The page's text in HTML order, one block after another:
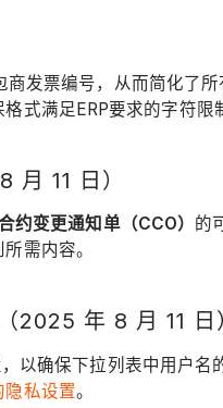
发票编号，从而简化了
式满足ERP要求的字符
11 日）
约变更通知单（CCO） 的
需内容。
2025 年 8 月 11 日
以确保下拉列表中用户
隐私设置。